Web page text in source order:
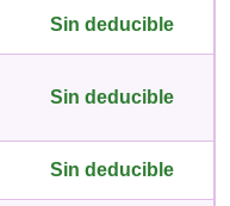
Sin deducible
Sin deducible
Sin deducible